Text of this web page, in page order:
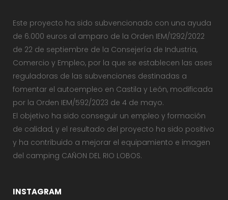
Este proyecto ha sido subvencionado con una ayuda
de 6.000 euros al amparo de la Orden IEM/1292/2022
de 22 de septiembre de la Consejería de Industria,
Comercio y Empleo, por la que se establecen las ases
reguladoras de las subvenciones destinadas a
fomentar el autoempleo en Castila y León, modificada
por la Orden IEM/592/2023 de 4 de mayo.
El objetivo ha sido conseguir un empleo y formación
de calidad, y el resultado del proyecto ha sido positivo
y ha contribuido a mejorar el equipamiento e imagen
del camping CAÑON DEL RIO LOBOS.
INSTAGRAM